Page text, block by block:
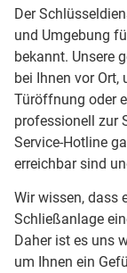
Der
und Umgebung
bekannt. Unsere
bei Ihnen vor
Türöffnung oder
professionell zur
Service-Hotline
erreichbar sind
Wir wissen, dass
Schließanlage
Daher ist es uns
um Ihnen ein